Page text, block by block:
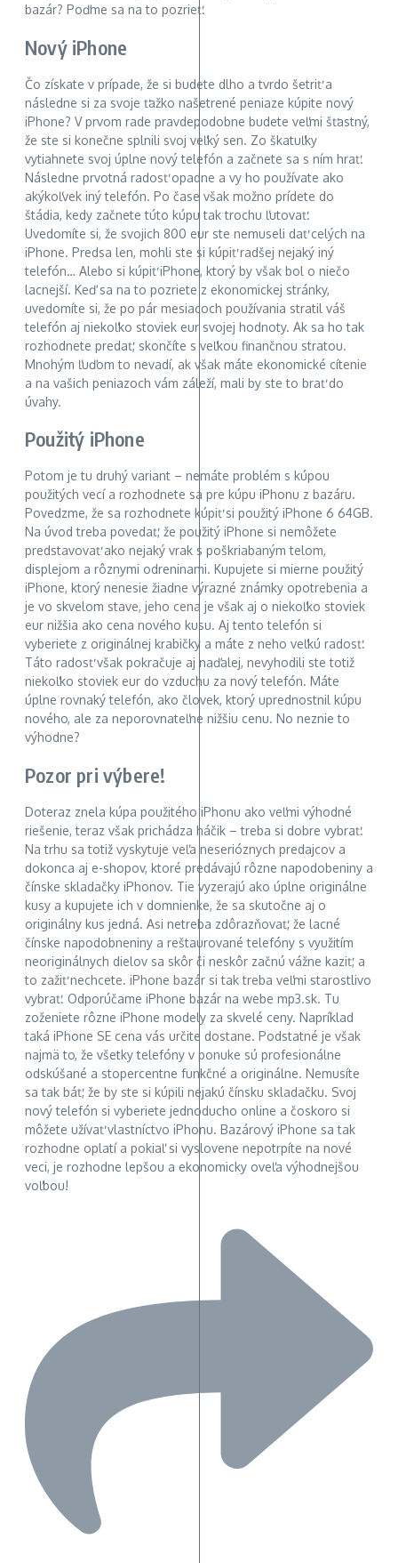
bazár? Poďme sa na to pozrieť.
Nový iPhone
Čo získate v prípade, že si budete dlho a tvrdo šetriť a
následne si za svoje ťažko našetrené peniaze kúpite nový
iPhone? V prvom rade pravdepodobne budete veľmi šťastný,
že ste si konečne splnili svoj veľký sen. Zo škatuľky
vytiahnete svoj úplne nový telefón a začnete sa s ním hrať.
Následne prvotná radosť opadne a vy ho používate ako
akýkoľvek iný telefón. Po čase však možno prídete do
štádia, kedy začnete túto kúpu tak trochu ľutovať.
Uvedomíte si, že svojich 800 eur ste nemuseli dať celých na
iPhone. Predsa len, mohli ste si kúpiť radšej nejaký iný
telefón… Alebo si kúpiť iPhone, ktorý by však bol o niečo
lacnejší. Keď sa na to pozriete z ekonomickej stránky,
uvedomíte si, že po pár mesiacoch používania stratil váš
telefón aj niekoľko stoviek eur svojej hodnoty. Ak sa ho tak
rozhodnete predať, skončíte s veľkou finančnou stratou.
Mnohým ľuďom to nevadí, ak však máte ekonomické cítenie
a na vašich peniazoch vám záleží, mali by ste to brať do
úvahy.
Použitý iPhone
Potom je tu druhý variant – nemáte problém s kúpou
použitých vecí a rozhodnete sa pre kúpu iPhonu z bazáru.
Povedzme, že sa rozhodnete kúpiť si použitý iPhone 6 64GB.
Na úvod treba povedať, že použitý iPhone si nemôžete
predstavovať ako nejaký vrak s poškriabaným telom,
displejom a rôznymi odreninami. Kupujete si mierne použitý
iPhone, ktorý nenesie žiadne výrazné známky opotrebenia a
je vo skvelom stave, jeho cena je však aj o niekoľko stoviek
eur nižšia ako cena nového kusu. Aj tento telefón si
vyberiete z originálnej krabičky a máte z neho veľkú radosť.
Táto radosť však pokračuje aj naďalej, nevyhodili ste totiž
niekoľko stoviek eur do vzduchu za nový telefón. Máte
úplne rovnaký telefón, ako človek, ktorý uprednostnil kúpu
nového, ale za neporovnateľne nižšiu cenu. No neznie to
výhodne?
Pozor pri výbere!
Doteraz znela kúpa použitého iPhonu ako veľmi výhodné
riešenie, teraz však prichádza háčik – treba si dobre vybrať.
Na trhu sa totiž vyskytuje veľa neserióznych predajcov a
dokonca aj e-shopov, ktoré predávajú rôzne napodobeniny a
čínske skladačky iPhonov. Tie vyzerajú ako úplne originálne
kusy a kupujete ich v domnienke, že sa skutočne aj o
originálny kus jedná. Asi netreba zdôrazňovať, že lacné
čínske napodobneniny a reštaurované telefóny s využitím
neoriginálnych dielov sa skôr či neskôr začnú vážne kaziť, a
to zažiť nechcete. iPhone bazár si tak treba veľmi starostlivo
vybrať. Odporúčame iPhone bazár na webe mp3.sk. Tu
zoženiete rôzne iPhone modely za skvelé ceny. Napríklad
taká iPhone SE cena vás určite dostane. Podstatné je však
najmä to, že všetky telefóny v ponuke sú profesionálne
odskúšané a stopercentne funkčné a originálne. Nemusíte
sa tak báť, že by ste si kúpili nejakú čínsku skladačku. Svoj
nový telefón si vyberiete jednoducho online a čoskoro si
môžete užívať vlastníctvo iPhonu. Bazárový iPhone sa tak
rozhodne oplatí a pokiaľ si vyslovene nepotrpíte na nové
veci, je rozhodne lepšou a ekonomicky oveľa výhodnejšou
voľbou!